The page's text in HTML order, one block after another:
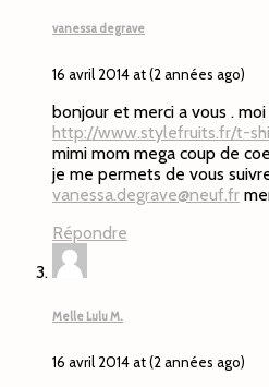
vanessa degrave
16 avril 2014 at (2 années ago)
bonjour et merci a vous .
http://www.stylefruits.fr/t-
mimi mom mega coup de
je me permets de vous
vanessa.degrave@neuf.fr
Répondre
Melle Lulu M.
16 avril 2014 at (2 années ago)